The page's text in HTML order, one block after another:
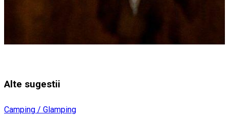
Alte sugestii
Camping / Glamping